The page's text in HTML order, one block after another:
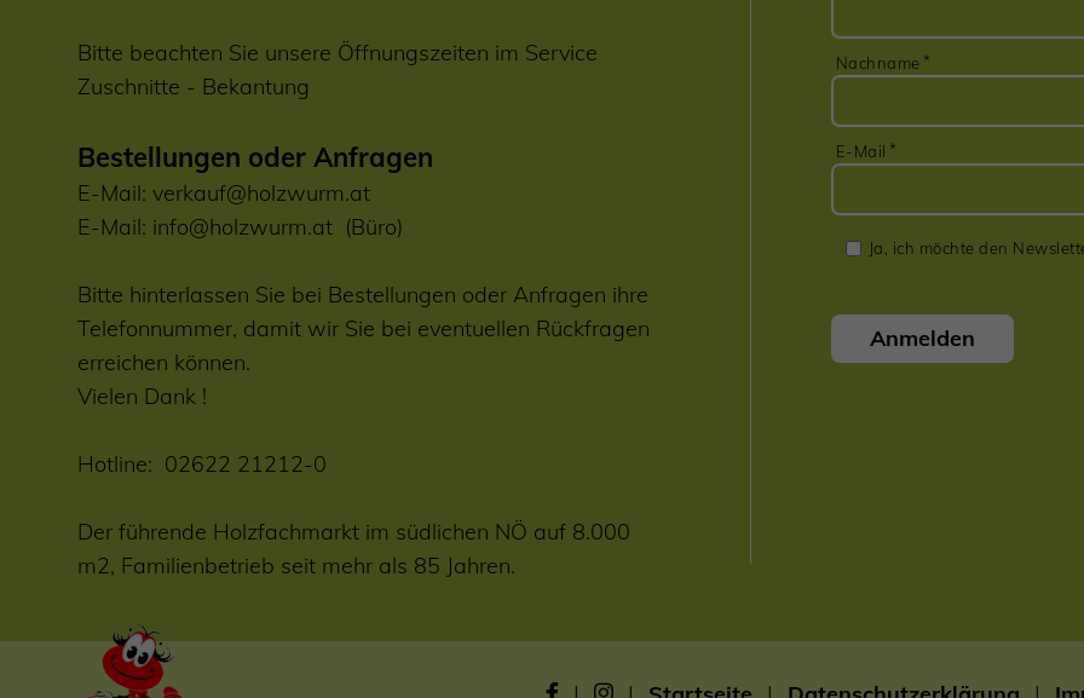
Bitte beachten Sie unsere Öffnungszeiten im Service
Zuschnitte - Bekantung
Bestellungen oder Anfragen
E-Mail: verkauf@holzwurm.at
E-Mail: info@holzwurm.at (Büro)
Bitte hinterlassen Sie bei Bestellungen oder Anfragen ihre
Telefonnummer, damit wir Sie bei eventuellen Rückfragen
erreichen können.
Vielen Dank !
Hotline: 02622 21212-0
Der führende Holzfachmarkt im südlichen NÖ auf 8.000
m2, Familienbetrieb seit mehr als 85 Jahren.
Nachname
E-Mail
Ja, ich möchte den
Anmelden